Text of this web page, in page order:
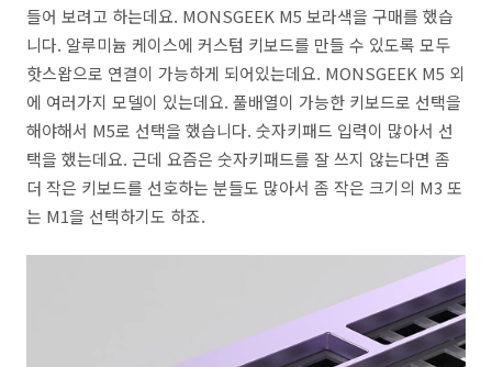
들어 보려고 하는데요. MONSGEEK M5 보라색을 구매를 했습
니다. 알루미늄 케이스에 커스텀 키보드를 만들 수 있도록 모두
핫스왑으로 연결이 가능하게 되어있는데요. MONSGEEK M5 외
에 여러가지 모델이 있는데요. 풀배열이 가능한 키보드로 선택을
해야해서 M5로 선택을 했습니다. 숫자키패드 입력이 많아서 선
택을 했는데요. 근데 요즘은 숫자키패드를 잘 쓰지 않는다면 좀
더 작은 키보드를 선호하는 분들도 많아서 좀 작은 크기의 M3 또
는 M1을 선택하기도 하죠.